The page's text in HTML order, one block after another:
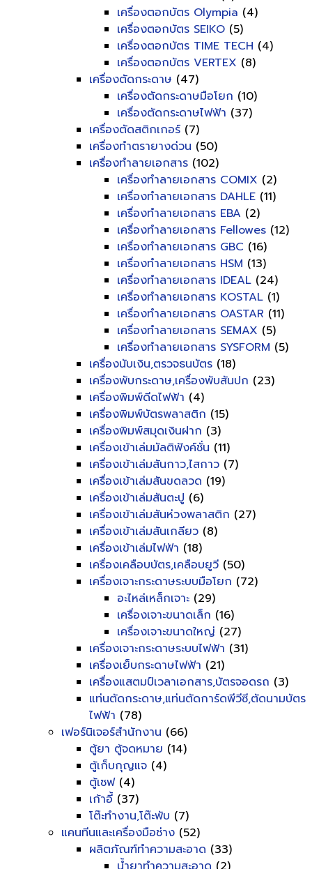
เครื่องตอกบัตร Olympia (4)
เครื่องตอกบัตร SEIKO (5)
เครื่องตอกบัตร TIME TECH (4)
เครื่องตอกบัตร VERTEX (8)
เครื่องตัดกระดาษ (47)
เครื่องตัดกระดาษมือโยก (10)
เครื่องตัดกระดาษไฟฟ้า (37)
เครื่องตัดสติกเกอร์ (7)
เครื่องทำตรายางด่วน (50)
เครื่องทำลายเอกสาร (102)
เครื่องทำลายเอกสาร COMIX (2)
เครื่องทำลายเอกสาร DAHLE (11)
เครื่องทำลายเอกสาร EBA (2)
เครื่องทำลายเอกสาร Fellowes (12)
เครื่องทำลายเอกสาร GBC (16)
เครื่องทำลายเอกสาร HSM (13)
เครื่องทำลายเอกสาร IDEAL (24)
เครื่องทำลายเอกสาร KOSTAL (1)
เครื่องทำลายเอกสาร OASTAR (11)
เครื่องทำลายเอกสาร SEMAX (5)
เครื่องทำลายเอกสาร SYSFORM (5)
เครื่องนับเงิน,ตรวจธนบัตร (18)
เครื่องพับกระดาษ,เครื่องพับสันปก (23)
เครื่องพิมพ์ดีดไฟฟ้า (4)
เครื่องพิมพ์บัตรพลาสติก (15)
เครื่องพิมพ์สมุดเงินฝาก (3)
เครื่องเข้าเล่มมัลติฟังค์ชั่น (11)
เครื่องเข้าเล่มสันกาว,ไสกาว (7)
เครื่องเข้าเล่มสันขดลวด (19)
เครื่องเข้าเล่มสันตะปู (6)
เครื่องเข้าเล่มสันห่วงพลาสติก (27)
เครื่องเข้าเล่มสันเกลียว (8)
เครื่องเข้าเล่มไฟฟ้า (18)
เครื่องเคลือบบัตร,เคลือบยูวี (50)
เครื่องเจาะกระดาษระบบมือโยก (72)
อะไหล่เหล็กเจาะ (29)
เครื่องเจาะขนาดเล็ก (16)
เครื่องเจาะขนาดใหญ่ (27)
เครื่องเจาะกระดาษระบบไฟฟ้า (31)
เครื่องเย็บกระดาษไฟฟ้า (21)
เครื่องแสตมป์เวลาเอกสาร,บัตรจอดรถ (3)
แท่นตัดกระดาษ,แท่นตัดการ์ดพีวีซี,ตัดนามบัตร
ไฟฟ้า (78)
เฟอร์นิเจอร์สำนักงาน (66)
ตู้ยา ตู้จดหมาย (14)
ตู้เก็บกุญแจ (4)
ตู้เซฟ(4)
เก้าอี้ (37)
โต๊ะทำงาน,โต๊ะพับ (7)
แคนทีนและเครื่องมือช่าง (52)
ผลิตภัณฑ์ทำความสะอาด (33)